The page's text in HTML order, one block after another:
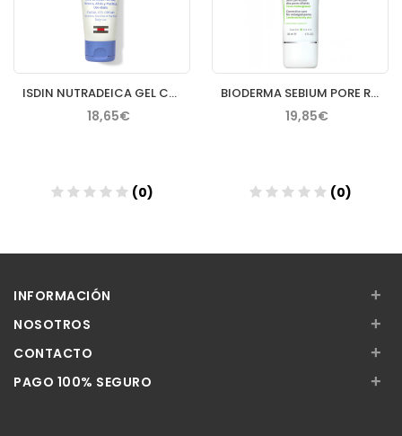
ISDIN NUTRADEICA GEL CREMA FACIAL PIEL SEBORREICA 50 ML
18,65€
(0)
BIODERMA SEBIUM PORE REFINER 30 ML
19,85€
(0)
INFORMACIÓN +
NOSOTROS +
CONTACTO +
PAGO 100% SEGURO +